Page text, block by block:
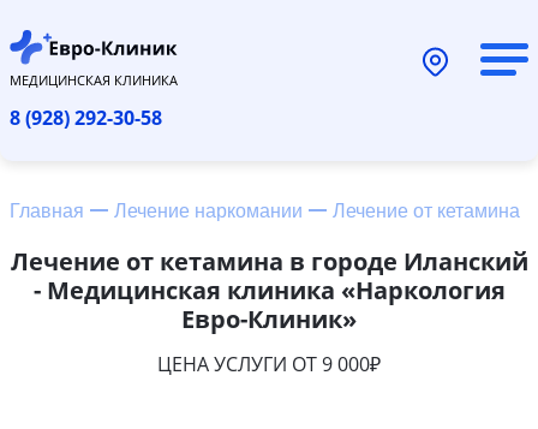
МЕДИЦИНСКАЯ КЛИНИКА
8 (928) 292-30-58
Главная Лечение наркомании Лечение от кетамина
Лечение от кетамина в городе Иланский
- Медицинская клиника «Наркология
Евро-Клиник»
ЦЕНА УСЛУГИ ОТ 9 000₽